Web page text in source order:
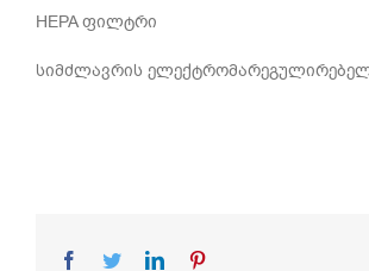
HEPA ფილტრი
სიმძლავრის
Facebook
TwitterLinkedIn